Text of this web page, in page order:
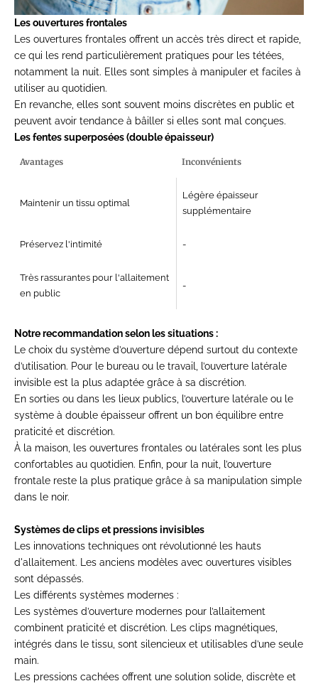
Les ouvertures frontales
Les ouvertures frontales offrent un accès très direct et rapide,
ce qui les rend particulièrement pratiques pour les tétées,
notamment la nuit. Elles sont simples à manipuler et faciles à
utiliser au quotidien.
En revanche, elles sont souvent moins discrètes en public et
peuvent avoir tendance à bâiller si elles sont mal conçues.
Les fentes superposées (double épaisseur)
Avantages Inconvénients
Maintenir un tissu optimal
Légère épaisseur
supplémentaire
Préservez l'intimité -
Très rassurantes pour l'allaitement
en public
-
Notre recommandation selon les situations :
Le choix du système d’ouverture dépend surtout du contexte
d’utilisation. Pour le bureau ou le travail, l’ouverture latérale
invisible est la plus adaptée grâce à sa discrétion.
En sorties ou dans les lieux publics, l’ouverture latérale ou le
système à double épaisseur offrent un bon équilibre entre
praticité et discrétion.
À la maison, les ouvertures frontales ou latérales sont les plus
confortables au quotidien. Enfin, pour la nuit, l’ouverture
frontale reste la plus pratique grâce à sa manipulation simple
dans le noir.
Systèmes de clips et pressions invisibles
Les innovations techniques ont révolutionné les hauts
d'allaitement. Les anciens modèles avec ouvertures visibles
sont dépassés.
Les différents systèmes modernes :
Les systèmes d’ouverture modernes pour l’allaitement
combinent praticité et discrétion. Les clips magnétiques,
intégrés dans le tissu, sont silencieux et utilisables d’une seule
main.
Les pressions cachées offrent une solution solide, discrète et